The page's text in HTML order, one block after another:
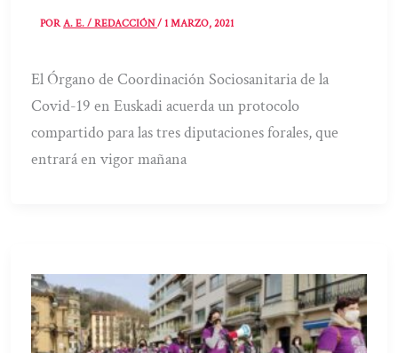
PORA. E. / REDACCIÓN/1 MARZO, 2021
El Órgano de Coordinación Sociosanitaria de la
Covid-19 en Euskadi acuerda un protocolo
compartido para las tres diputaciones forales, que
entrará en vigor mañana